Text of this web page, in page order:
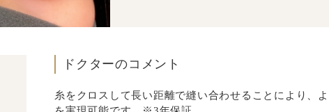
ドクターのコメント
糸をクロスして長い距離で縫い合わせることにより、